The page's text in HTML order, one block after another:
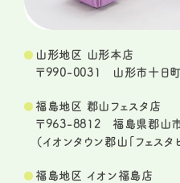
山形地区 山形本店
〒990-0031 山形市十日
福島地区 郡山フェスタ店
〒963-8812 福島県郡山
（イオンタウン郡山「フェスタ
福島地区 イオン福島店